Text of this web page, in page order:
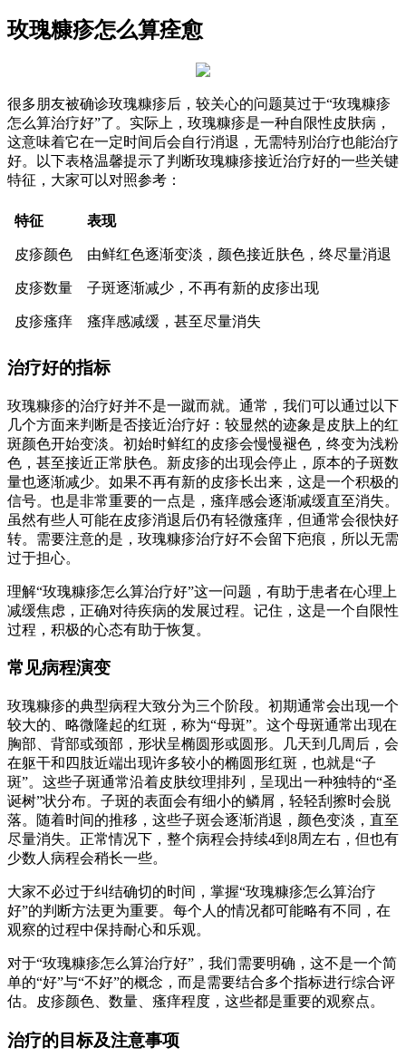
玫瑰糠疹怎么算痊愈
很多朋友被确诊玫瑰糠疹后，较关心的问题莫过于“玫瑰糠疹
怎么算治疗好”了。实际上，玫瑰糠疹是一种自限性皮肤病，
这意味着它在一定时间后会自行消退，无需特别治疗也能治疗
好。以下表格温馨提示了判断玫瑰糠疹接近治疗好的一些关键
特征，大家可以对照参考：
特征 表现
皮疹颜色 由鲜红色逐渐变淡，颜色接近肤色，终尽量消退
皮疹数量 子斑逐渐减少，不再有新的皮疹出现
皮疹瘙痒 瘙痒感减缓，甚至尽量消失
治疗好的指标
玫瑰糠疹的治疗好并不是一蹴而就。通常，我们可以通过以下
几个方面来判断是否接近治疗好：较显然的迹象是皮肤上的红
斑颜色开始变淡。初始时鲜红的皮疹会慢慢褪色，终变为浅粉
色，甚至接近正常肤色。新皮疹的出现会停止，原本的子斑数
量也逐渐减少。如果不再有新的皮疹长出来，这是一个积极的
信号。也是非常重要的一点是，瘙痒感会逐渐减缓直至消失。
虽然有些人可能在皮疹消退后仍有轻微瘙痒，但通常会很快好
转。需要注意的是，玫瑰糠疹治疗好不会留下疤痕，所以无需
过于担心。
理解“玫瑰糠疹怎么算治疗好”这一问题，有助于患者在心理上
减缓焦虑，正确对待疾病的发展过程。记住，这是一个自限性
过程，积极的心态有助于恢复。
常见病程演变
玫瑰糠疹的典型病程大致分为三个阶段。初期通常会出现一个
较大的、略微隆起的红斑，称为“母斑”。这个母斑通常出现在
胸部、背部或颈部，形状呈椭圆形或圆形。几天到几周后，会
在躯干和四肢近端出现许多较小的椭圆形红斑，也就是“子
斑”。这些子斑通常沿着皮肤纹理排列，呈现出一种独特的“圣
诞树”状分布。子斑的表面会有细小的鳞屑，轻轻刮擦时会脱
落。随着时间的推移，这些子斑会逐渐消退，颜色变淡，直至
尽量消失。正常情况下，整个病程会持续4到8周左右，但也有
少数人病程会稍长一些。
大家不必过于纠结确切的时间，掌握“玫瑰糠疹怎么算治疗
好”的判断方法更为重要。每个人的情况都可能略有不同，在
观察的过程中保持耐心和乐观。
对于“玫瑰糠疹怎么算治疗好”，我们需要明确，这不是一个简
单的“好”与“不好”的概念，而是需要结合多个指标进行综合评
估。皮疹颜色、数量、瘙痒程度，这些都是重要的观察点。
治疗的目标及注意事项